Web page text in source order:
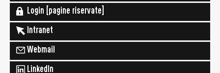
Login [pagine riservate]
Intranet
Webmail
LinkedIn